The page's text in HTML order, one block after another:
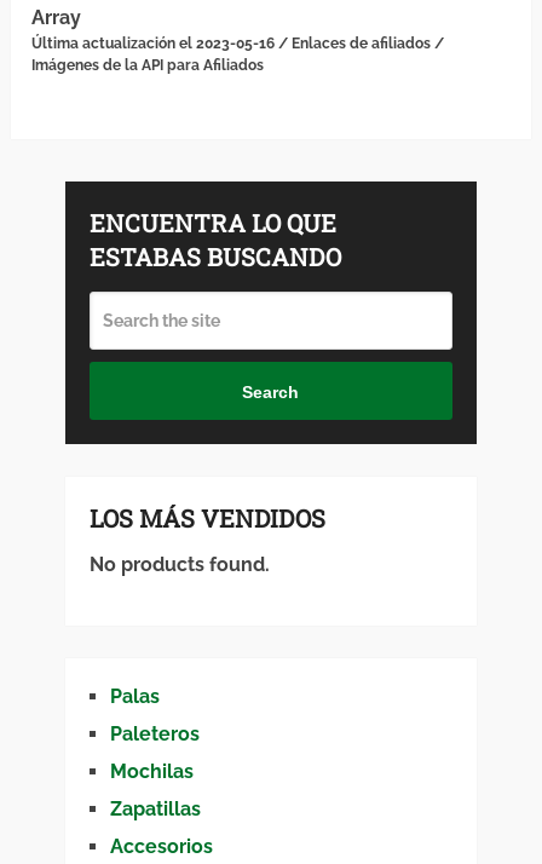
Array
Última actualización el 2023-05-16 / Enlaces de afiliados /
Imágenes de la API para Afiliados
ENCUENTRA LO QUE
ESTABAS BUSCANDO
Search
LOS MÁS VENDIDOS
No products found.
Palas
Paleteros
Mochilas
Zapatillas
Accesorios